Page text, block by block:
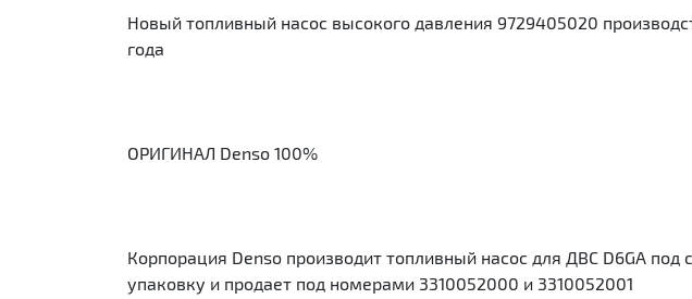
Новый топливный насос высокого давления 9729405020
года
ОРИГИНАЛ Denso 100%
Корпорация Denso производит топливный насос для ДВС D6GA
упаковку и продает под номерами 3310052000 и 3310052001